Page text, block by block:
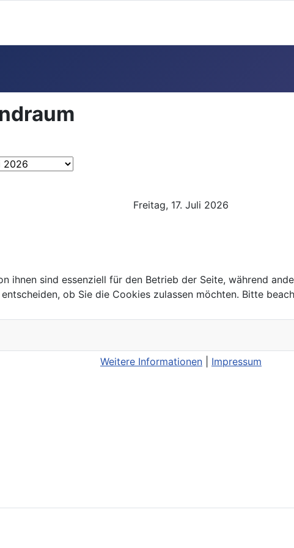
Freitag, 17. Juli 2026
ihnen sind essenziell für den Betrieb der Seite, während
ob Sie die Cookies zulassen möchten. Bitte
Weitere Informationen
Impressum